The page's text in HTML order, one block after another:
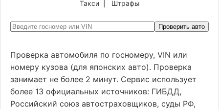
Такси| Штрафы
Проверить авто
Проверка автомобиля по госномеру, VIN или
номеру кузова (для японских авто). Проверка
занимает не более 2 минут. Сервис использует
более 13 официальных источников: ГИБДД,
Российский союз автостраховщиков, суды РФ,